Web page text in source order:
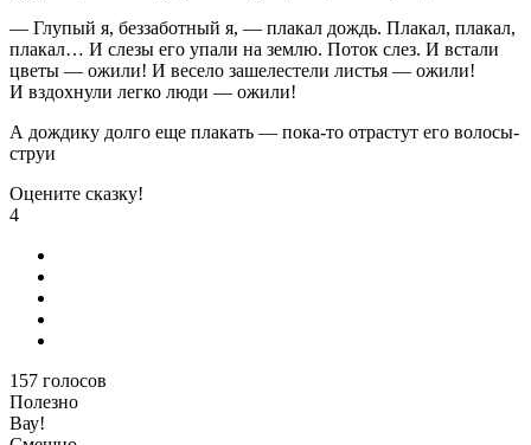
— Глупый я, беззаботный я, — плакал дождь. Плакал, плакал,
плакал… И слезы его упали на землю. Поток слез. И встали
цветы — ожили! И весело зашелестели листья — ожили!
И вздохнули легко люди — ожили!
А дождику долго еще плакать — пока-то отрастут его волосы-
струи
Оцените сказку!
4
157 голосов
Полезно
Вау!